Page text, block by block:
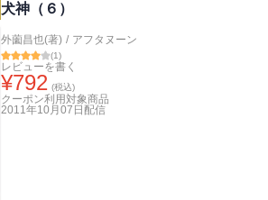
犬神（６）
外薗昌也(著) / アフタヌーン
(1)
レビューを書く
¥792 (税込)
クーポン利用対象商品
2011年10月07日 配信